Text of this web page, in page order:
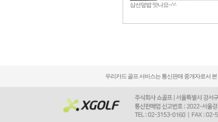
삼선덮밥 맛나요~^^
우리카드 골프 서비스는 통신판매 중개자로서